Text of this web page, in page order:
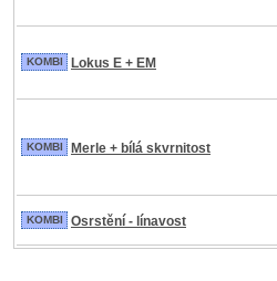
KOMBI Lokus E + EM
KOMBI Merle + bílá skvrnitost
KOMBI Osrstění - línavost